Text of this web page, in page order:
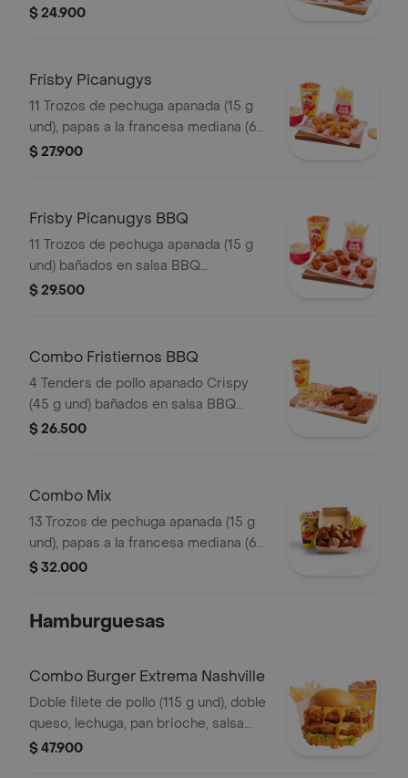
mediana (60 g) y gaseosa (325 ml)
$ 24.900
Frisby Picanugys
11 Trozos de pechuga apanada (15 g
und), papas a la francesa mediana (60
g), ensalada de repollo personal (145
$ 27.900
Frisby Picanugys BBQ
11 Trozos de pechuga apanada (15 g
und) bañados en salsa BBQ
ligeramente picante, papas a la
(325 ml)
$ 29.500
Combo Fristiernos BBQ
4 Tenders de pollo apanado Crispy
(45 g und) bañados en salsa BBQ
ligeramente picante, papas a la
$ 26.500
Combo Mix
13 Trozos de pechuga apanada (15 g
und), papas a la francesa mediana (60
g) y gaseosa (325 ml)
$ 32.000
Hamburguesas
Combo Burger Extrema Nashville
Doble filete de pollo (115 g und), doble
queso, lechuga, pan brioche, salsa
picante estilo Nashville, francesa
$ 47.900